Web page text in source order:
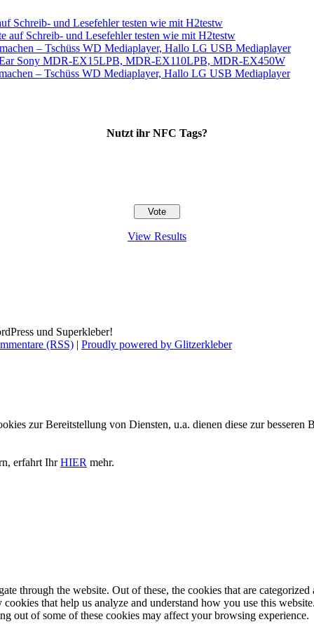
Schreib- und Lesefehler testen wie mit H2testw
Schreib- und Lesefehler testen wie mit H2testw
– Tschüss WD Mediaplayer, Hallo LG USB Mediaplayer
Sony MDR-EX15LPB, MDR-EX110LPB, MDR-EX450W
– Tschüss WD Mediaplayer, Hallo LG USB Mediaplayer
Nutzt ihr NFC Tags?
View Results
und Superkleber!
(RSS)| Proudly powered by Glitzerkleber
zur Bereitstellung von Diensten, u.a. dienen diese zur
erfahrt IhrHIER mehr.
through the website. Out of these, the cookies that are categorized
that help us analyze and understand how you use this
out of some of these cookies may affect your browsing experience.